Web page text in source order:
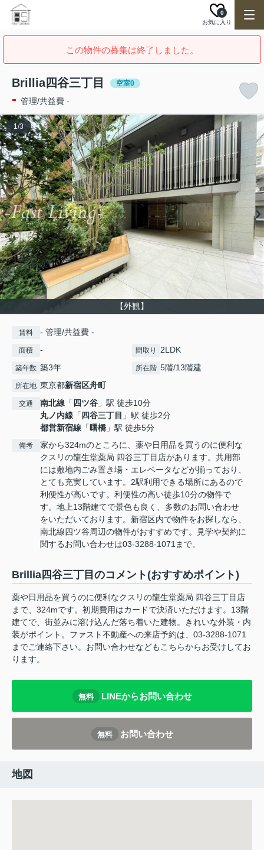
お気に入り
0
この物件の募集は終了しました。
Brillia四谷三丁目 空室0
- 管理/共益費 -
【外観】
1/3
賃料 - 管理/共益費 -
面積 - 間取り 2LDK
築年数 築3年 所在階 5階/13階建
所在地 東京都新宿区舟町
交通 南北線 「 四ツ谷 」駅 徒歩10分
丸ノ内線 「 四谷三丁目 」駅 徒歩2分
都営新宿線 「曙橋 」駅 徒歩5分
備考
家から324mのところに、薬や日用品を買うのに便利な
クスリの龍生堂薬局 四谷三丁目店があります。共用部
には敷地内ごみ置き場・エレベータなどが揃っており、
とても充実しています。2駅利用できる場所にあるので
利便性が高いです。利便性の高い徒歩10分の物件で
す。地上13階建てで景色も良く、多数のお問い合わせ
をいただいております。新宿区内で物件をお探しなら、
南北線四ツ谷周辺の物件がおすすめです。見学や契約に
関するお問い合わせは03-3288-1071まで。
Brillia四谷三丁目のコメント(おすすめポイント)
薬や日用品を買うのに便利なクスリの龍生堂薬局 四谷三丁目店
まで、324mです。初期費用はカードで決済いただけます。13階
建てで、街並みに溶け込んだ落ち着いた建物。きれいな外装・内
装がポイント。ファスト不動産への来店予約は、03-3288-1071
までご連絡下さい。お問い合わせなどもこちらからお受けしてお
ります。
無料 LINEからお問い合わせ
無料 お問い合わせ
地図